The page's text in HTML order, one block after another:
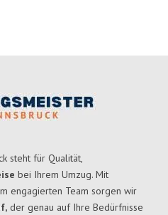
steht für Qualität,
bei Ihrem Umzug. Mit
engagierten Team sorgen wir
der genau auf Ihre Bedürfnisse